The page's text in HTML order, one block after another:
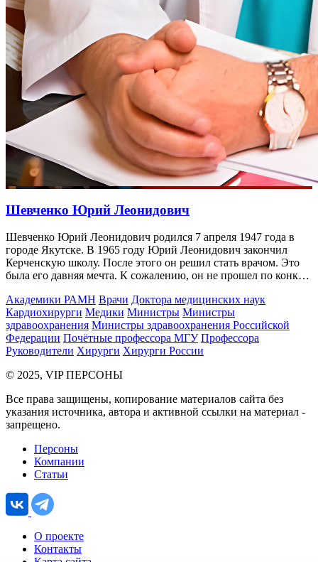
Шевченко Юрий Леонидович
Шевченко Юрий Леонидович родился 7 апреля 1947 года в
городе Якутске. В 1965 году Юрий Леонидович закончил
Керченскую школу. После этого он решил стать врачом. Это
была его давняя мечта. К сожалению, он не прошел по конк…
Академики РАМН Врачи Доктора медицинских наук
Кардиохирурги Медики Министры Министры
здравоохранения Министры здравоохранения Российской
Федерации Почётные профессора МГУ Профессора
Руководители Хирурги Хирурги России
© 2025, VIP ПЕРСОНЫ
Все права защищены, копирование материалов сайта без
указания источника, автора и активной ссылки на материал -
запрещено.
Персоны
Компании
Статьи
О проекте
Контакты